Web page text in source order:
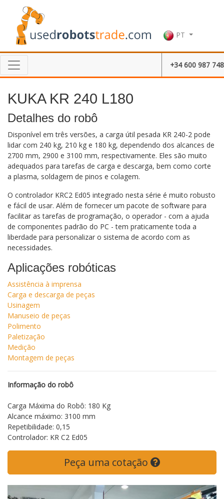
PT
+34 600 987 748
KUKA KR 240 L180
Detalhes do robô
Disponível em três versões, a carga útil pesada KR 240-2 pode
lidar com 240 kg, 210 kg e 180 kg, dependendo dos alcances de
2700 mm, 2900 e 3100 mm, respectivamente. Eles são muito
adequados para tarefas de carga e descarga, bem como corte
a plasma, soldagem de pinos e colagem.
O controlador KRC2 Ed05 integrado nesta série é muito robusto
e fácil de usar. Além de fornecer um pacote de software para
facilitar as tarefas de programação, o operador - com a ajuda
de componentes padrão do PC - tem praticamente toda a
liberdade para personalizar o sistema de acordo com as
necessidades.
Aplicações robóticas
Assistência à imprensa
Carga e descarga de peças
Usinagem
Manuseio de peças
Polimento
Paletização
Medição
Montagem de peças
Informação do robô
Carga Máxima do Robô: 180 Kg
Alcance máximo: 3100 mm
Repetibilidade: 0,15
Controlador: KR C2 Ed05
Peça uma cotação